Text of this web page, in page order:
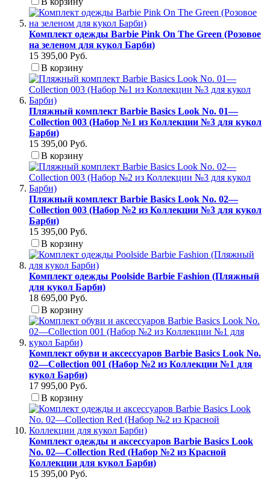
Комплект одежды Barbie Pink On The Green (Розовое
на зеленом для кукол Барби)
15 395,00 Руб.
В корзину
Пляжный комплект Barbie Basics Look No. 01—
Collection 003 (Набор №1 из Коллекции №3 для кукол
Барби)
15 395,00 Руб.
В корзину
Пляжный комплект Barbie Basics Look No. 02—
Collection 003 (Набор №2 из Коллекции №3 для кукол
Барби)
15 395,00 Руб.
В корзину
Комплект одежды Poolside Barbie Fashion (Пляжный
для кукол Барби)
18 695,00 Руб.
В корзину
Комплект обуви и аксессуаров Barbie Basics Look No.
02—Collection 001 (Набор №2 из Коллекции №1 для
кукол Барби)
17 995,00 Руб.
В корзину
Комплект одежды и аксессуаров Barbie Basics Look
No. 02—Collection Red (Набор №2 из Красной
Коллекции для кукол Барби)
15 395,00 Руб.